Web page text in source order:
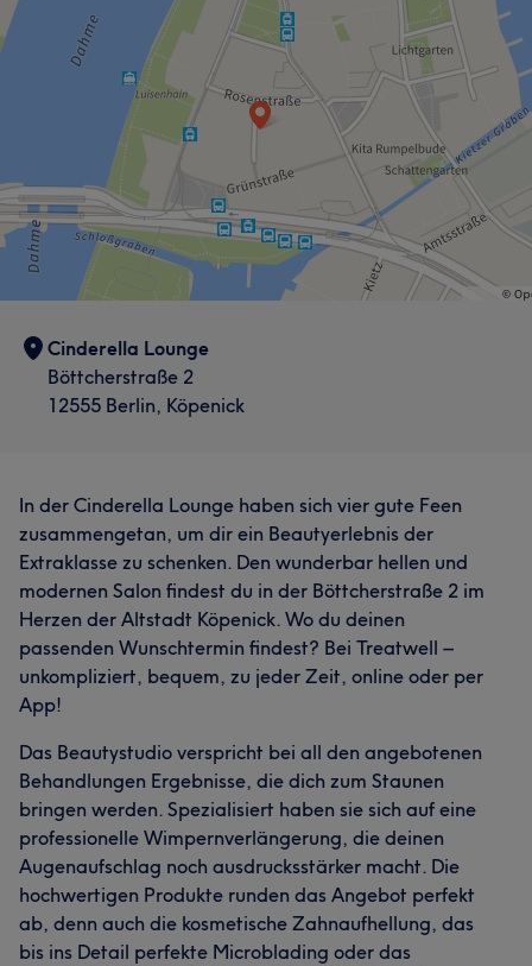
Cinderella Lounge
Böttcherstraße 2
12555 Berlin, Köpenick
In der Cinderella Lounge haben sich vier gute Feen
zusammengetan, um dir ein Beautyerlebnis der
Extraklasse zu schenken. Den wunderbar hellen und
modernen Salon findest du in der Böttcherstraße 2 im
Herzen der Altstadt Köpenick. Wo du deinen
passenden Wunschtermin findest? Bei Treatwell –
unkompliziert, bequem, zu jeder Zeit, online oder per
App!
Das Beautystudio verspricht bei all den angebotenen
Behandlungen Ergebnisse, die dich zum Staunen
bringen werden. Spezialisiert haben sie sich auf eine
professionelle Wimpernverlängerung, die deinen
Augenaufschlag noch ausdrucksstärker macht. Die
hochwertigen Produkte runden das Angebot perfekt
ab, denn auch die kosmetische Zahnaufhellung, das
bis ins Detail perfekte Microblading oder das